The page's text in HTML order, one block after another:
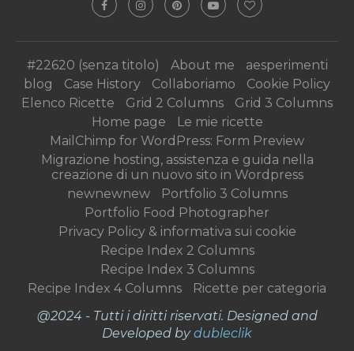
#22620 (senza titolo) About me
aesperimenti
blog
Case History Collaboriamo
Cookie Policy
Elenco Ricette
Grid 2 Columns
Grid 3 Columns
Home page
Le mie ricette
MailChimp for WordPress: Form Preview
Migrazione hosting, assistenza e guida nella
creazione di un nuovo sito in Wordpress
newnewnew
Portfolio 3 Columns
Portfolio Food Photographer
Privacy Policy & informativa sui cookie
Recipe Index 2 Columns
Recipe Index 3 Columns
Recipe Index 4 Columns
Ricette per categoria
@2024 - Tutti i diritti riservati. Designed and
Developed bydubleclik